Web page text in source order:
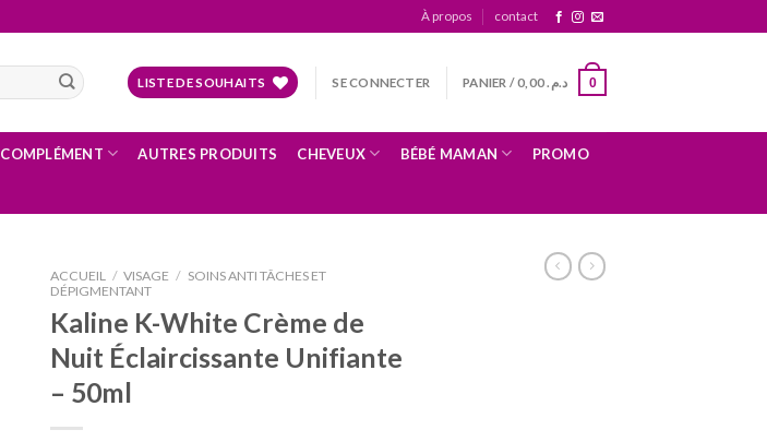
À propos contact
LISTE DE SOUHAITS SE CONNECTER PANIER / د.م. 0
COMPLÉMENT AUTRES PRODUITS CHEVEUX BÉBÉ MAMAN PROMO
ACCUEIL / VISAGE / SOINS ANTI TÂCHES ET
DÉPIGMENTANT
Kaline K-White Crème de
Nuit Éclaircissante Unifiante
– 50ml